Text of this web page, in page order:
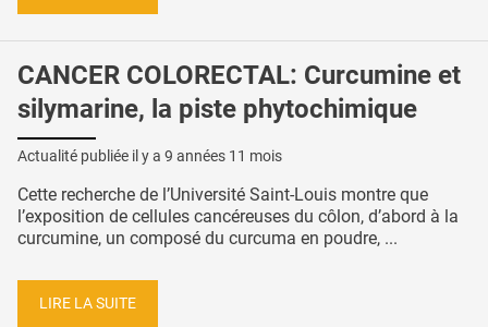
CANCER COLORECTAL: Curcumine et
silymarine, la piste phytochimique
Actualité publiée il y a 9 années 11 mois
Cette recherche de l’Université Saint-Louis montre que
l’exposition de cellules cancéreuses du côlon, d’abord à la
curcumine, un composé du curcuma en poudre, ...
LIRE LA SUITE